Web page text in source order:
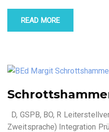
READ MORE
D, GSPB, BO, R
Zweitsprache) Integration